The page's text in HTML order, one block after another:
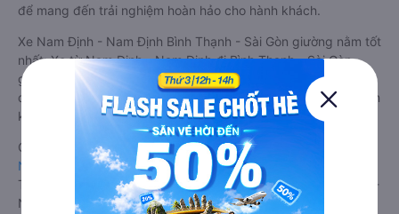
để mang đến trải nghiệm hoàn hảo cho hành khách.
Xe Nam Định - Nam Định Bình Thạnh - Sài Gòn giường nằm tốt
nhất: Xe từ Nam Định - Nam Định đi Bình Thạnh - Sài Gòn
giường nằm được đánh giá chung chất lượng Tốt với điểm
đánh giá trung bình từ 3.7/5 dựa trên 1035 phản hồi của hành
khách Xe về Bình Thạnh - Sài Gòn từ Nam Định - Nam Định.
Giá vé
xe giường nằm đi Bình Thạnh - Sài Gòn từ Nam Định -
Nam Định
rẻ nhất là 1260000VND của hãng xe HTX Sài Gòn.
Tùy thuộc vào chương trình khuyến mãi, giá vé Xe Nam Định -
Nam Định đi Bình Thạnh - Sài Gòn giường nằm này có thể sẽ